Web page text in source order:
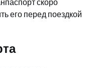
его перед поездкой